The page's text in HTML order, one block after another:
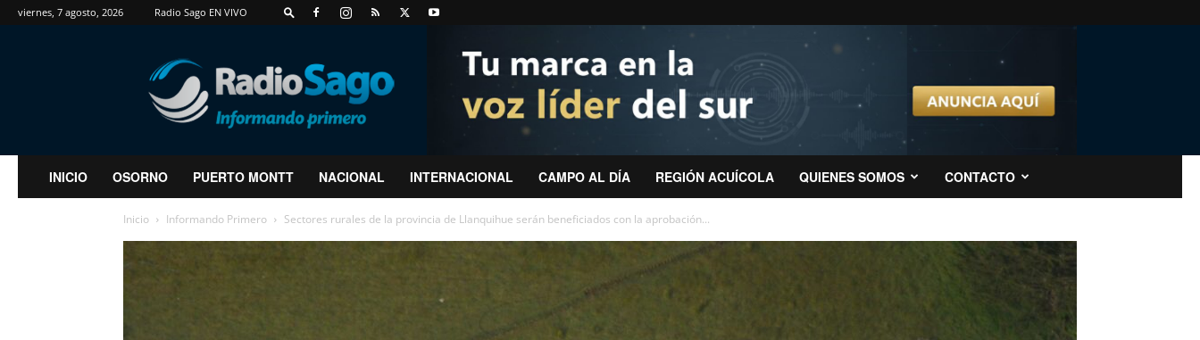
viernes, 7 agosto, 2026 Radio Sago EN VIVO
RadioSago
INICIO OSORNO PUERTO MONTT NACIONAL INTERNACIONAL CAMPO AL DÍA REGIÓN ACUÍCOLA QUIENES SOMOS CONTACTO
Inicio Informando Primero Sectores rurales de la provincia de Llanquihue serán beneficiados con la aprobación...